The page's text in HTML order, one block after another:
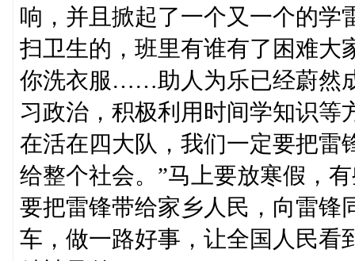
响，并且掀起了一个又一个的学
扫卫生的，班里有谁有了困难大
你洗衣服……助人为乐已经蔚然
习政治，积极利用时间学知识等
在活在四大队，我们一定要把雷
给整个社会。”马上要放寒假，
要把雷锋带给家乡人民，向雷锋
车，做一路好事，让全国人民看